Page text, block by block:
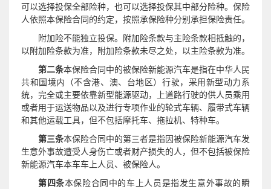
可以选择投保全部险种，也可以选择投保其中部分险种。保险
人依照本保险合同的约定，按照承保险种分别承担保险责任。
附加险不能独立投保。附加险条款与主险条款相抵触的，
以附加险条款为准，附加险条款未尽之处，以主险条款为准。
第二条本保险合同中的被保险新能源汽车是指在中华人民
共和国境内（不含港、澳、台地区）行驶，采用新型动力系
统，完全或主要依靠新型能源驱动，上道路行驶的供人员乘用
或者用于运送物品以及进行专项作业的轮式车辆、履带式车辆
和其他运载工具，但不包括摩托车、拖拉机、特种车。
第三条本保险合同中的第三者是指因被保险新能源汽车发
生意外事故遭受人身伤亡或者财产损失的人，但不包括被保险
新能源汽车本车车上人员、被保险人。
第四条本保险合同中的车上人员是指发生意外事故的瞬